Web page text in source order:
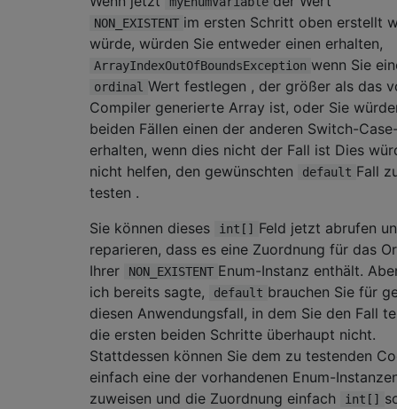
NON_EXISTENT im ersten Schritt oben erstellt
würde, würden Sie entweder einen erhalten,
ArrayIndexOutOfBoundsException wenn Sie
ordinal Wert festlegen , der größer als das
Compiler generierte Array ist, oder Sie
beiden Fällen einen der anderen Switch-
erhalten, wenn dies nicht der Fall ist Dies
nicht helfen, den gewünschten
default Fall
testen .
Sie können dieses
int[] Feld jetzt abrufen
reparieren, dass es eine Zuordnung für das
Ihrer
NON_EXISTENT Enum-Instanz enthält.
ich bereits sagte,
default brauchen Sie für
diesen Anwendungsfall, in dem Sie den Fall
die ersten beiden Schritte überhaupt nicht.
Stattdessen können Sie dem zu testenden
einfach eine der vorhandenen Enum-
zuweisen und die Zuordnung einfach
int[]